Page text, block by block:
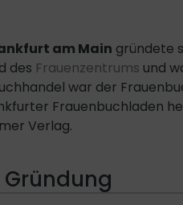
am Main gründete
des Frauenzentrums und
war der
Frauenbuchladen
Verlag.